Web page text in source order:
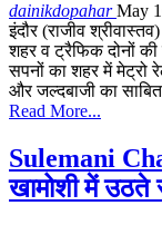
dainikdopaharMay
इंदौर (राजीव
शहर व ट्रैफिक दोनों
सपनों का शहर में मेट्रो
और जल्दबाजी का
Read More...
Sulemani
खामोशी में उठते